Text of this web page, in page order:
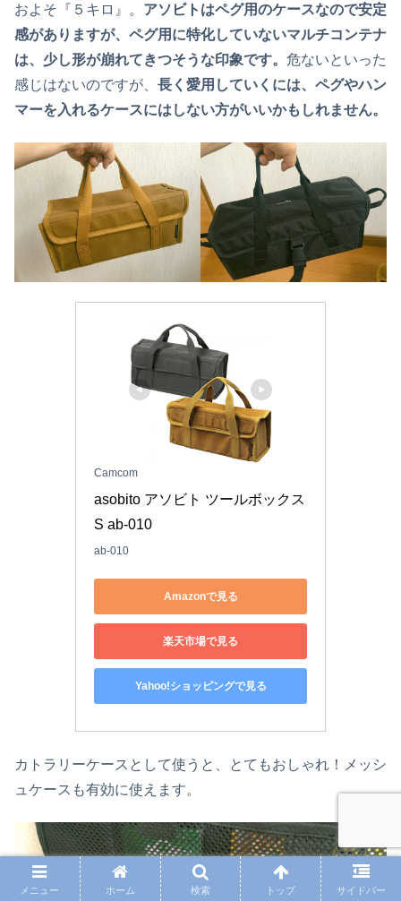
およそ『５キロ』。 アソビトはペグ用のケースなので安定
感がありますが、ペグ用に特化していないマルチコンテナ
は、少し形が崩れてきつそうな印象です。 危ないといった
感じはないのですが、 長く愛用していくには、ペグやハン
マーを入れるケースにはしない方がいいかもしれません。
Camcom
asobito アソビト ツールボックス
S ab-010
ab-010
Amazonで見る
楽天市場で見る
Yahoo!ショッピングで見る
カトラリーケースとして使うと、とてもおしゃれ！メッシ
ュケースも有効に使えます。
メニュー ホーム 検索 トップ サイドバー